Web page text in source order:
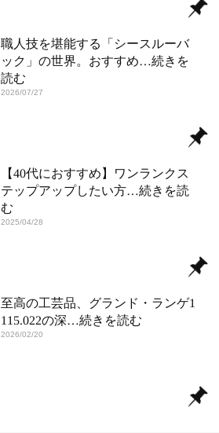
職人技を堪能する「シースルーバ
ック」の世界。おすすめ…続きを
読む
2026/07/27
【40代におすすめ】ワンランクス
テップアップしたい方…続きを読
む
2025/04/28
至高の工芸品、グランド・ランゲ1
115.022の深…続きを読む
2026/02/20